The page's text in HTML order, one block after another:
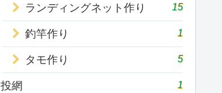
ランディングネット作り 15
釣竿作り 1
タモ作り 5
投網 1